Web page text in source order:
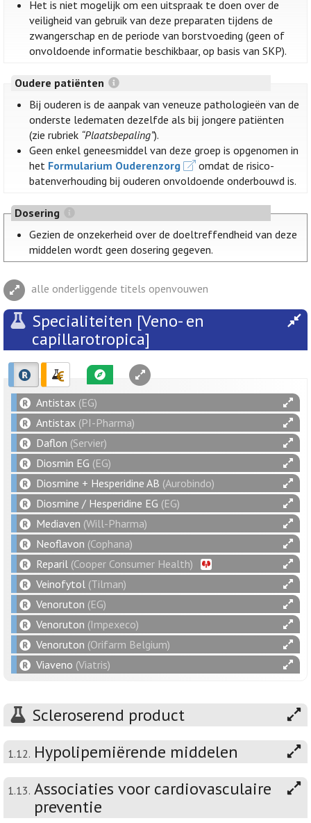
Het is niet mogelijk om een uitspraak te doen over de
veiligheid van gebruik van deze preparaten tijdens de
zwangerschap en de periode van borstvoeding (geen of
onvoldoende informatie beschikbaar, op basis van SKP).
Oudere patiënten
Bij ouderen is de aanpak van veneuze pathologieën van de
onderste ledematen dezelfde als bij jongere patiënten
(zie rubriek “Plaatsbepaling”).
Geen enkel geneesmiddel van deze groep is opgenomen in
het Formularium Ouderenzorg
omdat de risico-
batenverhouding bij ouderen onvoldoende onderbouwd is.
Dosering
Gezien de onzekerheid over de doeltreffendheid van deze
middelen wordt geen dosering gegeven.
alle onderliggende titels openvouwen
Specialiteiten [Veno- en
capillarotropica]
Antistax (EG)
Antistax (PI-Pharma)
Daflon (Servier)
Diosmin EG (EG)
Diosmine + Hesperidine AB (Aurobindo)
Diosmine / Hesperidine EG (EG)
Mediaven (Will-Pharma)
Neoflavon (Cophana)
Reparil (Cooper Consumer Health)
Veinofytol (Tilman)
Venoruton (EG)
Venoruton (Impexeco)
Venoruton (Orifarm Belgium)
Viaveno (Viatris)
Scleroserend product
1.12. Hypolipemiërende middelen
1.13. Associaties voor cardiovasculaire
preventie